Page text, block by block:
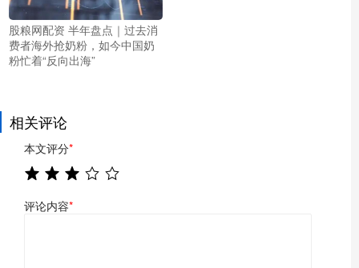
股粮网配资 半年盘点｜过去消
费者海外抢奶粉，如今中国奶
粉忙着“反向出海”
相关评论
本文评分*
评论内容*